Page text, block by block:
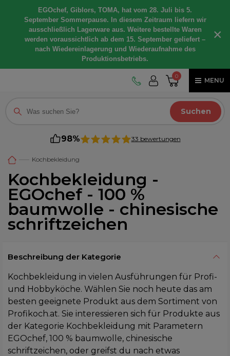
EGOchef, Giblors, TOMA, hat vom 28. Juli bis 5.
September Sommerpause. In diesem Zeitraum liefern wir
ausschließlich Lagerware aus. Weitere bestellte Waren
werden voraussichtlich ab dem 15. September geliefert –
nach Wiedereinlagerung und Wiederaufnahme des
Produktionsbetriebs.
×
0
MENU
Suchen
98% 33 bewertungen
Kochbekleidung
Kochbekleidung -
EGOchef - 100 %
baumwolle - chinesische
schriftzeichen
Beschreibung der Kategorie
Kochbekleidung in vielen Ausführungen für Profi-
und Hobbyköche. Wählen Sie noch heute das am
besten geeignete Produkt aus dem Sortiment von
Profikoch.at. Sie interessieren sich für Produkte aus
der Kategorie Kochbekleidung mit Parametern
EGOchef, 100 % baumwolle, chinesische
schriftzeichen, oder greifst du nach etwas